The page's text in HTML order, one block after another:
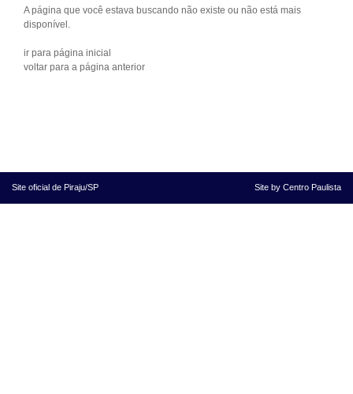
A página que você estava buscando não existe ou não está mais
disponível.
ir para página inicial
voltar para a página anterior
Site oficial de Piraju/SP Site by Centro Paulista